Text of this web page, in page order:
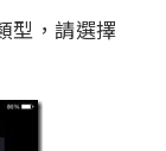
型，請選擇